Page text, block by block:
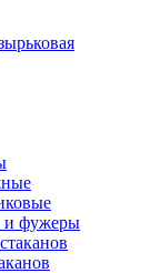
и фужеры